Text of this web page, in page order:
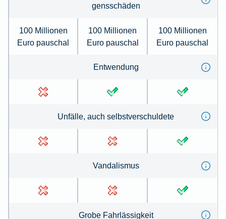
gens­schä­den
100 Millionen
Euro pauschal
100 Millionen
Euro pauschal
100 Millionen
Euro pauschal
Ent­wen­dung
Un­fälle, auch selbst­ver­schul­de­te
Van­dal­is­mus
Gro­be Fahr­lässig­keit